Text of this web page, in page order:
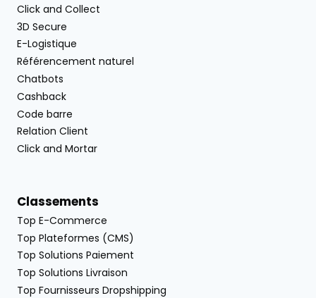
Click and Collect
3D Secure
E-Logistique
Référencement naturel
Chatbots
Cashback
Code barre
Relation Client
Click and Mortar
Classements
Top E-Commerce
Top Plateformes (CMS)
Top Solutions Paiement
Top Solutions Livraison
Top Fournisseurs Dropshipping